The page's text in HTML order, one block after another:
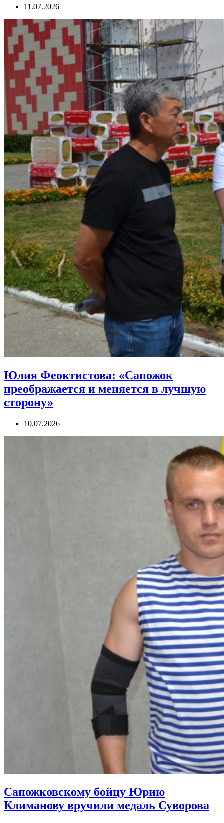
11.07.2026
Юлия Феоктистова: «Сапожок
преображается и меняется в лучшую
сторону»
10.07.2026
Сапожковскому бойцу Юрию
Климанову вручили медаль Суворова